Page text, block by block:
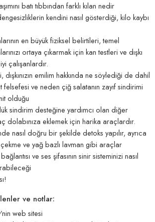
batı tıbbından farklı kılan nedir
kendini nasıl gösterdiği, kilo kaybı
en büyük fiziksel belirtileri, temel
ortaya çıkarmak için kan testleri ve dışkı
çalışanlardır.
dışkınızın emilim hakkında ne söylediği de dahil
felsefesi ve neden çiğ salatanın zayıf sindirimi
olduğu
sindirim desteğine yardımcı olan diğer
dolabınıza eklemek için harika araçlardır.
nasıl doğru bir şekilde detoks yapılır, ayrıca
ve yağ bazlı lavman gibi araçlar
ve ses şifasının sinir sisteminizi nasıl
ve notlar:
web sitesi